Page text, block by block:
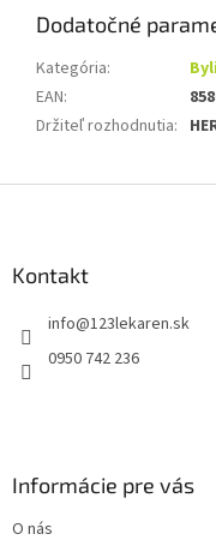
Dodatočné
Kategória:
EAN:
Držiteľ rozhodnutia:
Kontakt
info@123lekaren.sk
0950 742 236
Informácie pre vás
O nás